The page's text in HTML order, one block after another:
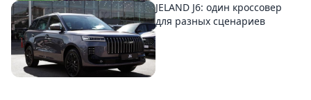
JELAND J6: один кроссовер
для разных сценариев